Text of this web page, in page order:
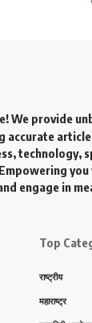
We provide
accurate
technology,
engage in
Top
राष्ट्रीय
महाराष्ट्र